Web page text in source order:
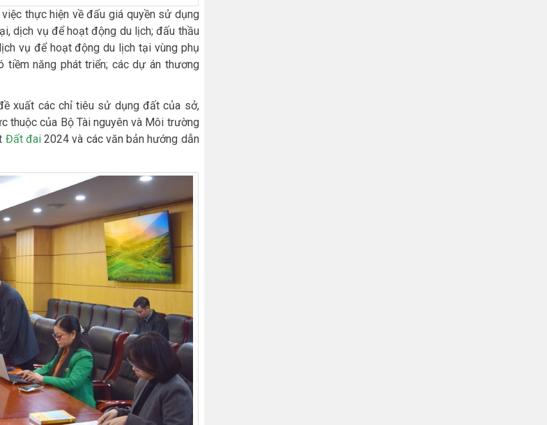
thực hiện về đấu giá quyền sử dụng
dịch vụ để hoạt động du lịch; đấu thầu
vụ để hoạt động du lịch tại vùng phụ
tiềm năng phát triển; các dự án thương
xuất các chỉ tiêu sử dụng đất của sở,
thuộc của Bộ Tài nguyên và Môi trường
Đất đai2024 và các văn bản hướng dẫn